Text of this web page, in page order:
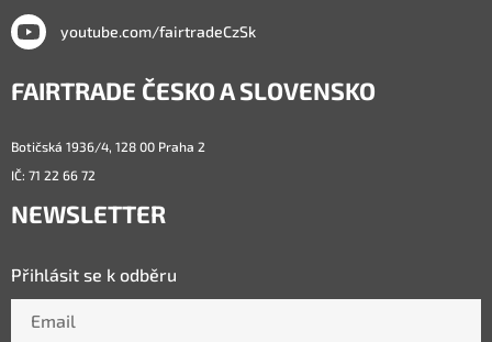
youtube.com/fairtradeCzSk
FAIRTRADE ČESKO A SLOVENSKO
Botičská 1936/4, 128 00 Praha 2
IČ: 71 22 66 72
NEWSLETTER
Přihlásit se k odběru